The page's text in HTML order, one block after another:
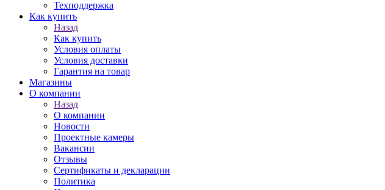
Техподдержка
Как купить
Назад
Как купить
Условия оплаты
Условия доставки
Гарантия на товар
Магазины
О компании
Назад
О компании
Новости
Проектные камеры
Вакансии
Отзывы
Сертификаты и декларации
Политика